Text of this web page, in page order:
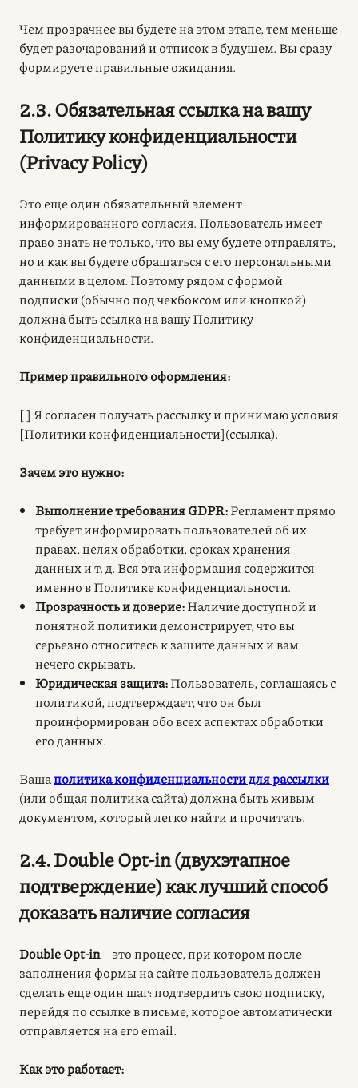
Чем прозрачнее вы будете на этом этапе, тем меньше
будет разочарований и отписок в будущем. Вы сразу
формируете правильные ожидания.
2.3. Обязательная ссылка на вашу
Политику конфиденциальности
(Privacy Policy)
Это еще один обязательный элемент
информированного согласия. Пользователь имеет
право знать не только, что вы ему будете отправлять,
но и как вы будете обращаться с его персональными
данными в целом. Поэтому рядом с формой
подписки (обычно под чекбоксом или кнопкой)
должна быть ссылка на вашу Политику
конфиденциальности.
Пример правильного оформления:
[ ] Я согласен получать рассылку и принимаю условия
[Политики конфиденциальности](ссылка).
Зачем это нужно:
Выполнение требования GDPR:Регламент прямо
требует информировать пользователей об их
правах, целях обработки, сроках хранения
данных и т. д. Вся эта информация содержится
именно в Политике конфиденциальности.
Прозрачность и доверие:Наличие доступной и
понятной политики демонстрирует, что вы
серьезно относитесь к защите данных и вам
нечего скрывать.
Юридическая защита:Пользователь, соглашаясь с
политикой, подтверждает, что он был
проинформирован обо всех аспектах обработки
его данных.
Вашаполитика конфиденциальности для рассылки
(или общая политика сайта) должна быть живым
документом, который легко найти и прочитать.
2.4. Double Opt-in (двухэтапное
подтверждение) как лучший способ
доказать наличие согласия
Double Opt-in– это процесс, при котором после
заполнения формы на сайте пользователь должен
сделать еще один шаг: подтвердить свою подписку,
перейдя по ссылке в письме, которое автоматически
отправляется на его email.
Как это работает: